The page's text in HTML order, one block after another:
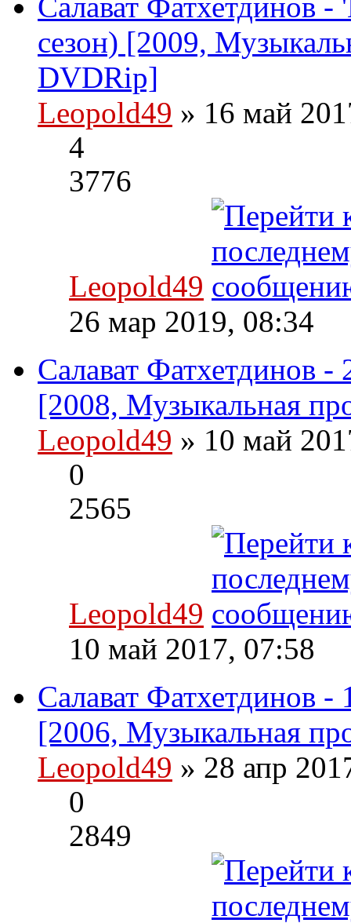
Салават Фатхетдинов -
сезон) [2009,
DVDRip]
Leopold49 » 16 май
4
3776
Leopold49
26 мар 2019, 08:34
Салават Фатхетдинов -
[2008, Музыкальная
Leopold49 » 10 май
0
2565
Leopold49
10 май 2017, 07:58
Салават Фатхетдинов -
[2006, Музыкальная
Leopold49 » 28 апр
0
2849